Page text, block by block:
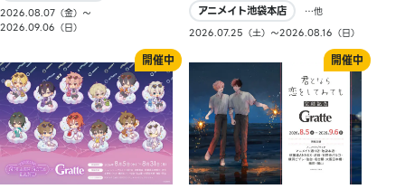
2026.08.07（金）〜
2026.09.06（日）
アニメイト池袋本店
…他
2026.07.25（土）〜2026.08.16（日）